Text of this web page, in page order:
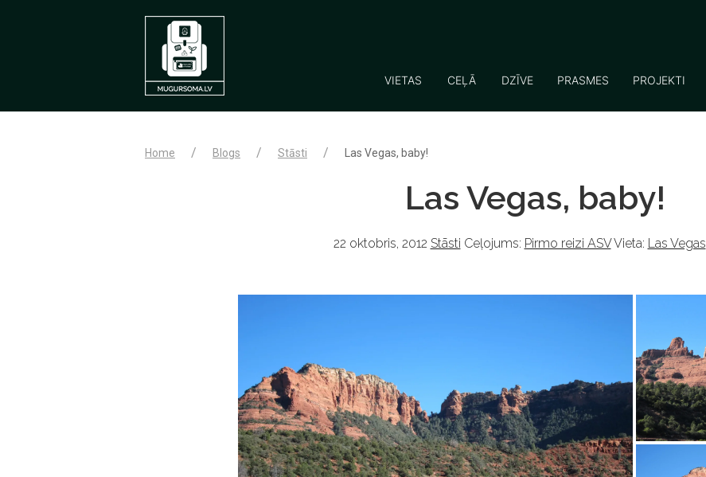
VIETAS CEĻĀ DZĪVE PRASMES PROJEKTI
Home Blogs Stāsti Las Vegas, baby!
Las Vegas, baby!
22 oktobris, 2012 Stāsti Ceļojums: Pirmo reizi ASVVieta: Las Vegas